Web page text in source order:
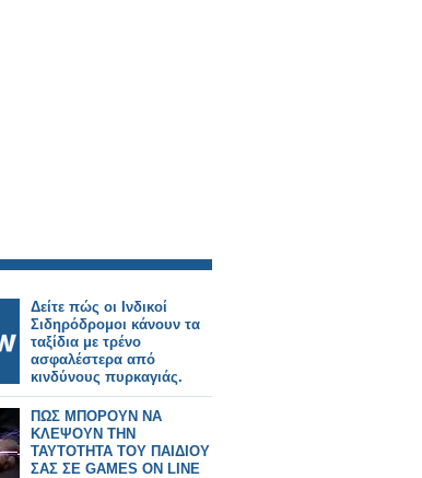
Δείτε πώς οι Ινδικοί
Σιδηρόδρομοι κάνουν τα
ταξίδια με τρένο
ασφαλέστερα από
κινδύνους πυρκαγιάς.
ΠΩΣ ΜΠΟΡΟΥΝ ΝΑ
ΚΛΕΨΟΥΝ ΤΗΝ
ΤΑΥΤΟΤΗΤΑ ΤΟΥ ΠΑΙΔΙΟΥ
ΣΑΣ ΣΕ GAMES ON LINE